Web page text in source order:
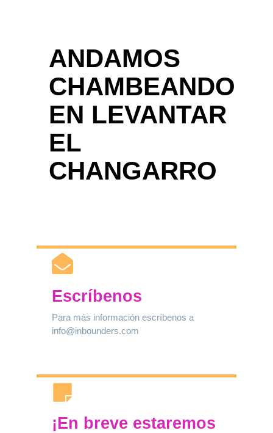
ANDAMOS
CHAMBEANDO
EN LEVANTAR
EL
CHANGARRO
Escríbenos
Para más información escríbenos a
info@inbounders.com
¡En breve estaremos